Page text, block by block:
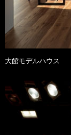
大館モデルハウス